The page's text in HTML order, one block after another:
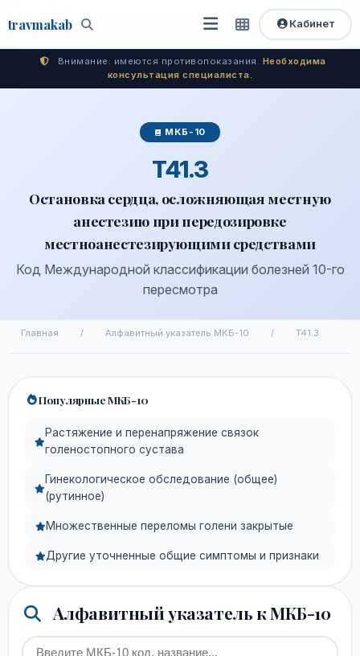
travmakab Поиск
Открыть
меню
Быстрый
доступ
Кабинет
Внимание: имеются противопоказания. Необходима
консультация специалиста.
МКБ-10
T41.3
Остановка сердца, осложняющая местную
анестезию при передозировке
местноанестезирующими средствами
Код Международной классификации болезней 10-го
пересмотра
Главная / Алфавитный указатель МКБ-10 / T41.3
Популярные МКБ-10
Растяжение и перенапряжение связок
голеностопного сустава
Гинекологическое обследование (общее)
(рутинное)
Множественные переломы голени закрытые
Другие уточненные общие симптомы и признаки
Алфавитный указатель к МКБ-10